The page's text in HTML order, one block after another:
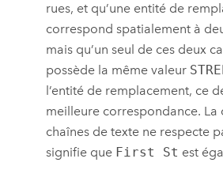
rues, et qu’une entité de
correspond spatialement à
mais qu’un seul de ces deux
possède la même valeur
l’entité de remplacement, ce
meilleure correspondance. La
chaînes de texte ne respecte
signifie que First St est